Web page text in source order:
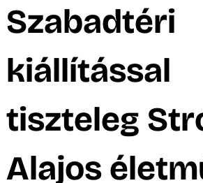
Szabadtéri
kiállítással
tiszteleg
Alajos